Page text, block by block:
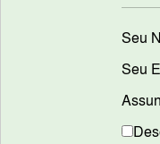
Seu
Seu